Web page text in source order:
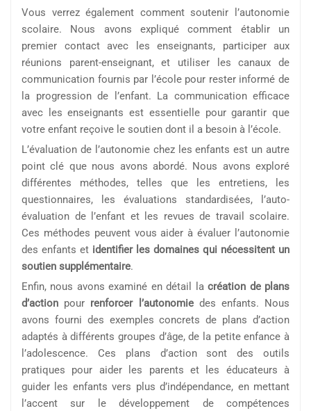
Vous verrez également comment soutenir l’autonomie
scolaire. Nous avons expliqué comment établir un
premier contact avec les enseignants, participer aux
réunions parent-enseignant, et utiliser les canaux de
communication fournis par l’école pour rester informé de
la progression de l’enfant. La communication efficace
avec les enseignants est essentielle pour garantir que
votre enfant reçoive le soutien dont il a besoin à l’école.
L’évaluation de l’autonomie chez les enfants est un autre
point clé que nous avons abordé. Nous avons exploré
différentes méthodes, telles que les entretiens, les
questionnaires, les évaluations standardisées, l’auto-
évaluation de l’enfant et les revues de travail scolaire.
Ces méthodes peuvent vous aider à évaluer l’autonomie
des enfants et identifier les domaines qui nécessitent un
soutien supplémentaire.
Enfin, nous avons examiné en détail lacréation de plans
d’action pour renforcer l’autonomiedes enfants. Nous
avons fourni des exemples concrets de plans d’action
adaptés à différents groupes d’âge, de la petite enfance à
l’adolescence. Ces plans d’action sont des outils
pratiques pour aider les parents et les éducateurs à
guider les enfants vers plus d’indépendance, en mettant
l’accent sur le développement de compétences